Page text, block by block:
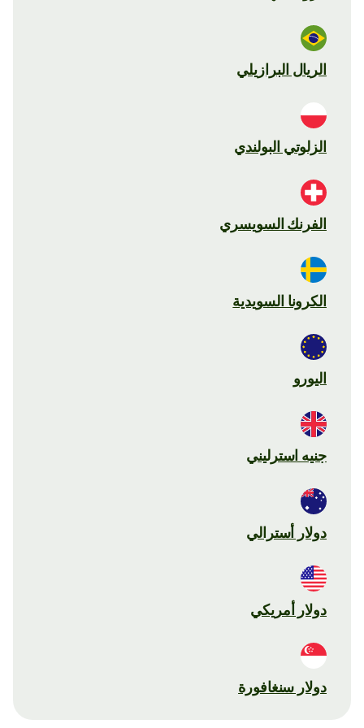
الريال البرازيلي
الزلوتي البولندي
الفرنك السويسري
الكرونا السويدية
اليورو
جنيه استرليني
دولار أسترالي
دولار أمريكي
دولار سنغافورة